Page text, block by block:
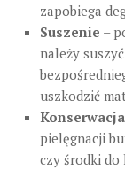
zapobiega
Suszenie –
należy
uszkodzić
Konserwacja
pielęgnacji
czy środki do